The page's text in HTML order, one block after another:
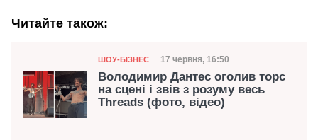
Читайте також:
Категорія
ШОУ-БІЗНЕС Дата публікації
17 червня, 16:50
Володимир Дантес оголив торс
на сцені і звів з розуму весь
Threads (фото, відео)